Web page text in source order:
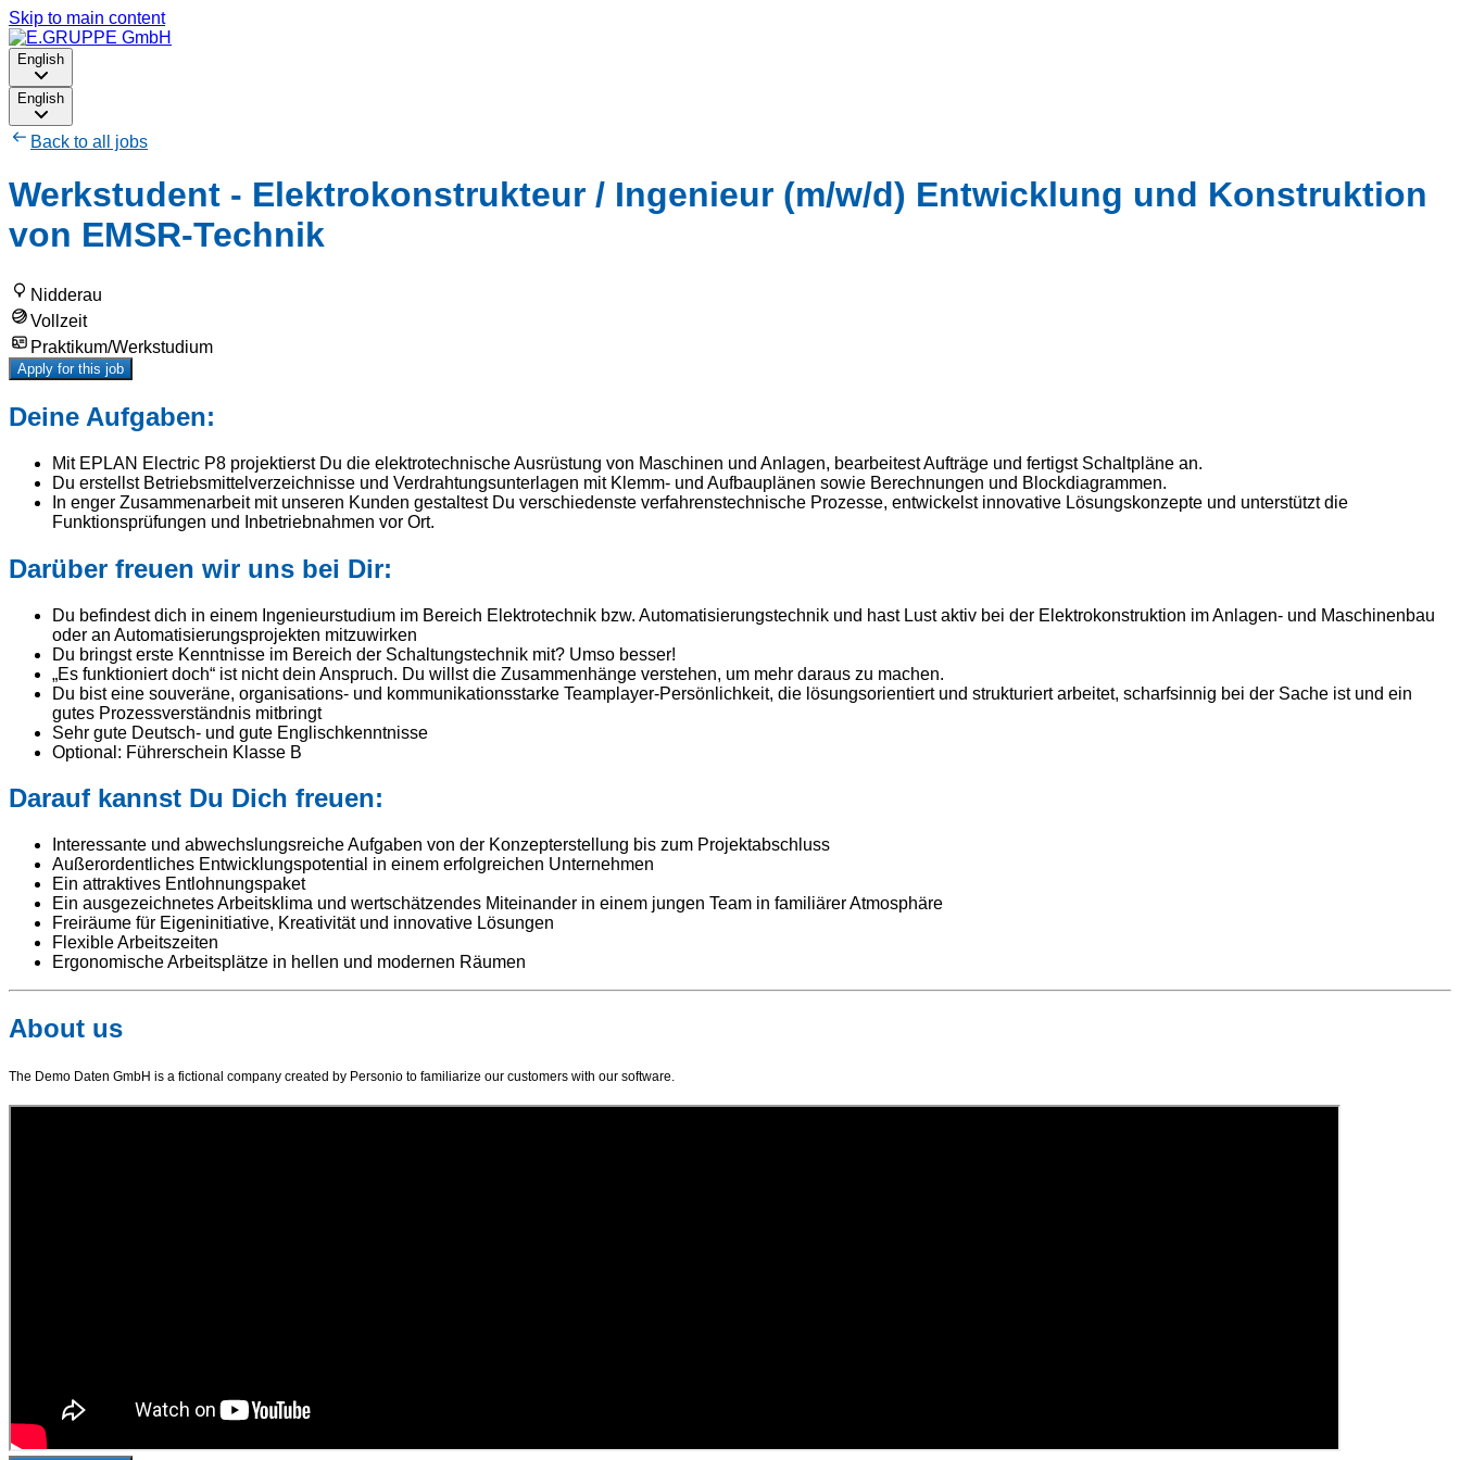
Skip to main content
English
English
Back to all jobs
Werkstudent - Elektrokonstrukteur / Ingenieur (m/w/d) Entwicklung und Konstruktion
von EMSR-Technik
Nidderau
Vollzeit
Praktikum/Werkstudium
Apply for this job
Deine Aufgaben:
Mit EPLAN Electric P8 projektierst Du die elektrotechnische Ausrüstung von Maschinen und Anlagen, bearbeitest Aufträge und fertigst Schaltpläne an.
Du erstellst Betriebsmittelverzeichnisse und Verdrahtungsunterlagen mit Klemm- und Aufbauplänen sowie Berechnungen und Blockdiagrammen.
In enger Zusammenarbeit mit unseren Kunden gestaltest Du verschiedenste verfahrenstechnische Prozesse, entwickelst innovative Lösungskonzepte und unterstützt die
Funktionsprüfungen und Inbetriebnahmen vor Ort.
Darüber freuen wir uns bei Dir:
Du befindest dich in einem Ingenieurstudium im Bereich Elektrotechnik bzw. Automatisierungstechnik und hast Lust aktiv bei der Elektrokonstruktion im Anlagen- und Maschinenbau
oder an Automatisierungsprojekten mitzuwirken
Du bringst erste Kenntnisse im Bereich der Schaltungstechnik mit? Umso besser!
„Es funktioniert doch“ ist nicht dein Anspruch. Du willst die Zusammenhänge verstehen, um mehr daraus zu machen.
Du bist eine souveräne, organisations- und kommunikationsstarke Teamplayer-Persönlichkeit, die lösungsorientiert und strukturiert arbeitet, scharfsinnig bei der Sache ist und ein
gutes Prozessverständnis mitbringt
Sehr gute Deutsch- und gute Englischkenntnisse
Optional: Führerschein Klasse B
Darauf kannst Du Dich freuen:
Interessante und abwechslungsreiche Aufgaben von der Konzepterstellung bis zum Projektabschluss
Außerordentliches Entwicklungspotential in einem erfolgreichen Unternehmen
Ein attraktives Entlohnungspaket
Ein ausgezeichnetes Arbeitsklima und wertschätzendes Miteinander in einem jungen Team in familiärer Atmosphäre
Freiräume für Eigeninitiative, Kreativität und innovative Lösungen
Flexible Arbeitszeiten
Ergonomische Arbeitsplätze in hellen und modernen Räumen
About us
The Demo Daten GmbH is a fictional company created by Personio to familiarize our customers with our software.